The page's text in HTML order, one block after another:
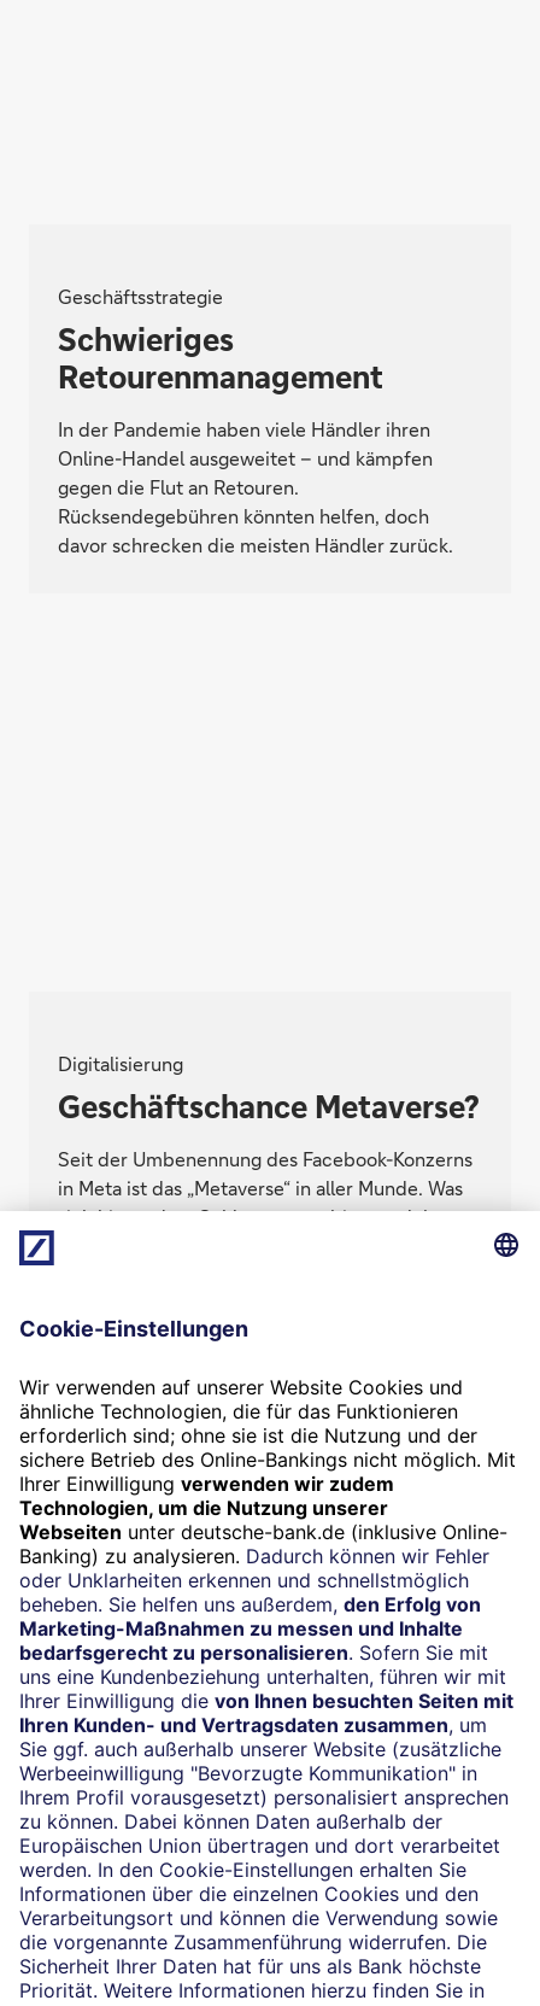
Geschäftsstrategie
Schwieriges
Retourenmanagement
In der Pandemie haben viele Händler ihren
Online-Handel ausgeweitet – und kämpfen
gegen die Flut an Retouren.
Rücksendegebühren könnten helfen, doch
davor schrecken die meisten Händler zurück.
Digitalisierung
Geschäftschance Metaverse?
Seit der Umbenennung des Facebook-Konzerns
in Meta ist das „Metaverse“ in aller Munde. Was
sich hinter dem Schlagwort verbirgt, welche
Termin
Beratung vereinbaren
24/7-Kundenservice
(069) 910-100 61
Impressum
Konditionen und Preise
Rechtliche Hinweise